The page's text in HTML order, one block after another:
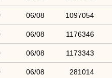
1097054
06/08
1176346
06/08
1173343
06/08
281014
06/08